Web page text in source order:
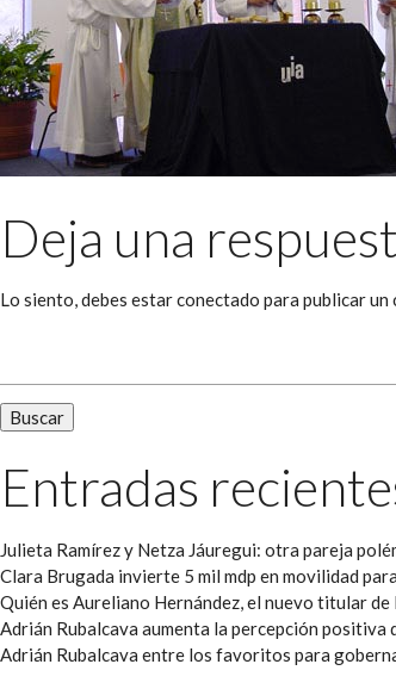
Deja una
Lo siento, debes estarconectado para publicar un
Entradas
Julieta Ramírez y Netza Jáuregui: otra pareja
Clara Brugada invierte 5 mil mdp en movilidad
Quién es Aureliano Hernández, el nuevo titular
Adrián Rubalcava aumenta la percepción positiva
Adrián Rubalcava entre los favoritos para